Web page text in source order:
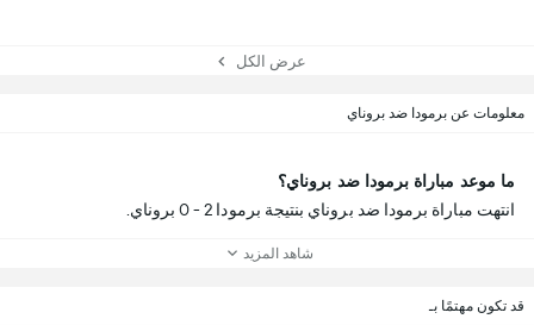
عرض الكل
معلومات عن برمودا ضد بروناي
ما موعد مباراة برمودا ضد بروناي؟
انتهت مباراة برمودا ضد بروناي بنتيجة برمودا 2 - 0 بروناي.
شاهد المزيد
قد تكون مهتمًا بـ